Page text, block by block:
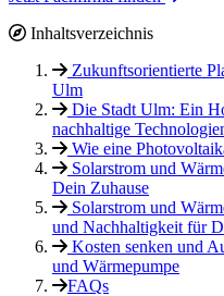
Inhaltsverzeichnis
Zukunftsorientierte
Ulm
Die Stadt Ulm: Ein
nachhaltige
Wie eine
Solarstrom und
Dein Zuhause
Solarstrom und
und Nachhaltigkeit für
Kosten senken und
und Wärmepumpe
FAQs